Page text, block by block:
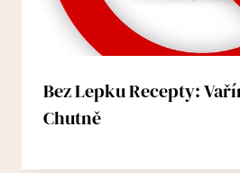
Bez Lepku Recepty:
Chutně